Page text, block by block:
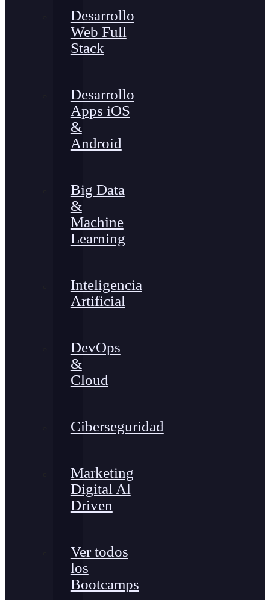
Desarrollo
Web Full
Stack
Desarrollo
Apps iOS
&
Android
Big Data
&
Machine
Learning
Inteligencia
Artificial
DevOps
&
Cloud
Ciberseguridad
Marketing
Digital Al
Driven
Ver todos
los
Bootcamps